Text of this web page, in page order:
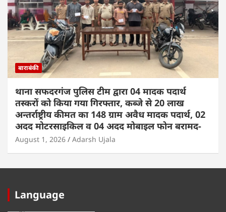
बाराबंकी
थाना सफदरगंज पुलिस टीम द्वारा 04 मादक पदार्थ
तस्करों को किया गया गिरफ्तार, कब्जे से 20 लाख
अन्तर्राष्ट्रीय कीमत का 148 ग्राम अवैध मादक पदार्थ, 02
अदद मोटरसाइकिल व 04 अदद मोबाइल फोन बरामद-
August 1, 2026 Adarsh Ujala
Language